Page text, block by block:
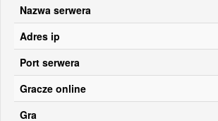
Nazwa serwera
Adres ip
Port serwera
Gracze online
Gra